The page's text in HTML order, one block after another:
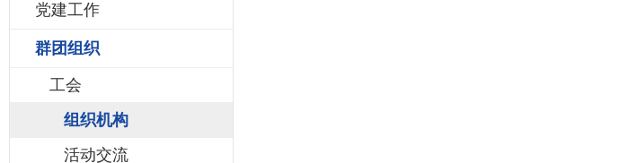
党建工作
群团组织
工会
组织机构
活动交流